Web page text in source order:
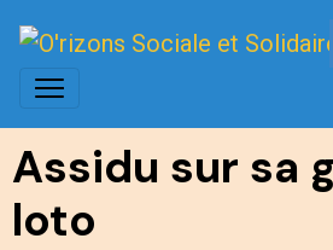
Assidu sur sa
loto